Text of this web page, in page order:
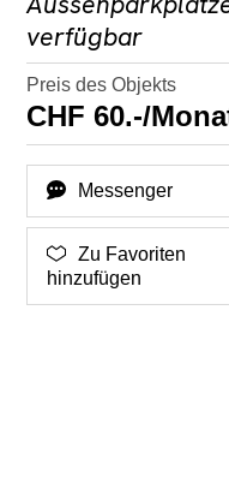
verfügbar
Preis des Objekts
CHF 60.-/
Messenger
Zu Favoriten
hinzufügen